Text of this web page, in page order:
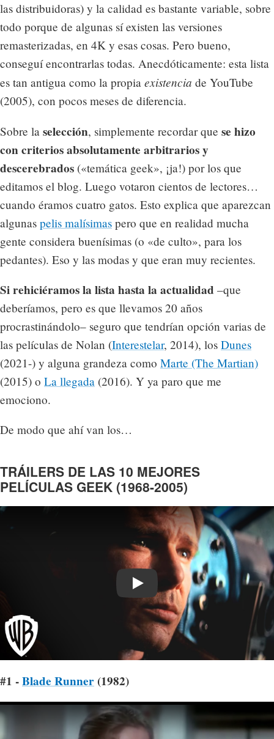
las distribuidoras) y la calidad es bastante variable, sobre
todo porque de algunas sí existen las versiones
remasterizadas, en 4K y esas cosas. Pero bueno,
conseguí encontrarlas todas. Anecdóticamente: esta lista
es tan antigua como la propia existencia de YouTube
(2005), con pocos meses de diferencia.
Sobre la selección, simplemente recordar que se hizo
con criterios absolutamente arbitrarios y
descerebrados («temática geek», ¡ja!) por los que
editamos el blog. Luego votaron cientos de lectores…
cuando éramos cuatro gatos. Esto explica que aparezcan
algunas pelis malísimas pero que en realidad mucha
gente considera buenísimas (o «de culto», para los
pedantes). Eso y las modas y que eran muy recientes.
Si rehiciéramos la lista hasta la actualidad –que
deberíamos, pero es que llevamos 20 años
procrastinándolo– seguro que tendrían opción varias de
las películas de Nolan (Interestelar, 2014), los Dunes
(2021-) y alguna grandeza como Marte (The Martian)
(2015) o La llegada (2016). Y ya paro que me
emociono.
De modo que ahí van los…
TRÁILERS DE LAS 10 MEJORES
PELÍCULAS GEEK (1968-2005)
Play
#1 -Blade Runner (1982)